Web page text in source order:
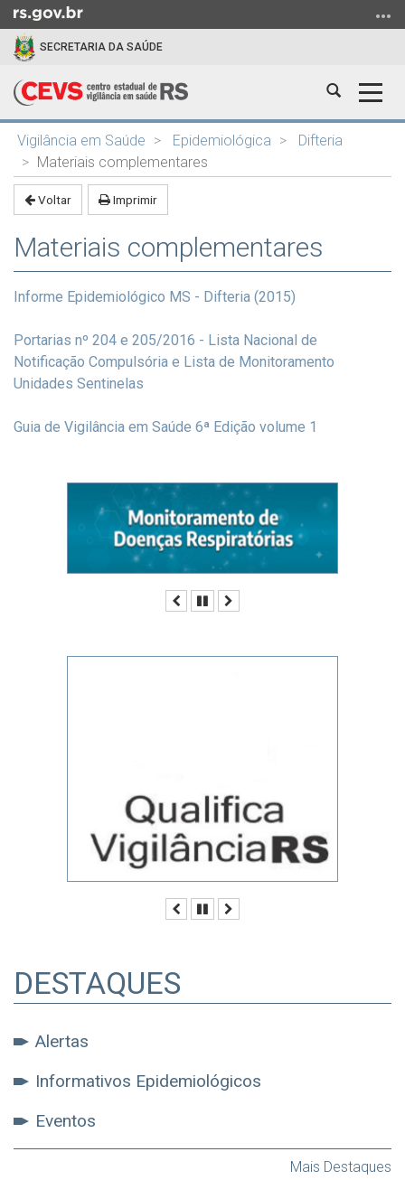
para
para
menu
para
busca
SECRETARIA DA SAÚDE
Abrir
busca
Início
conteúdo
Vigilância em Saúde Epidemiológica
Difteria
Materiais complementares
Voltar Imprimir
Materiais complementares
Informe Epidemiológico MS - Difteria (2015)
Portarias nº 204 e 205/2016 - Lista Nacional de
Notificação Compulsória e Lista de Monitoramento
Unidades Sentinelas
Guia de Vigilância em Saúde 6ª Edição volume 1
AnteriorPausar
AnteriorPausar
DESTAQUES
Alertas
Informativos Epidemiológicos
Eventos
Mais Destaques